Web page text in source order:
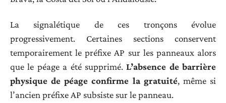
La signalétique de ces tronçons évolue
progressivement. Certaines sections conservent
temporairement le préfixe AP sur les panneaux alors
que le péage a été supprimé.L’absence de barrière
physique de péage confirme la gratuité, même si
l’ancien préfixe AP subsiste sur le panneau.